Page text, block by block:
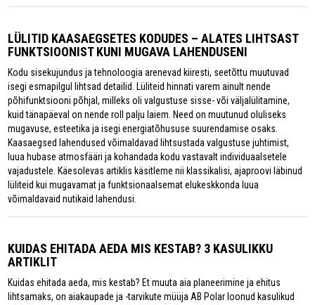
LÜLITID KAASAEGSETES KODUDES – ALATES LIHTSAST
FUNKTSIOONIST KUNI MUGAVA LAHENDUSENI
Kodu sisekujundus ja tehnoloogia arenevad kiiresti, seetõttu muutuvad
isegi esmapilgul lihtsad detailid. Lüliteid hinnati varem ainult nende
põhifunktsiooni põhjal, milleks oli valgustuse sisse- või väljalülitamine,
kuid tänapäeval on nende roll palju laiem. Need on muutunud oluliseks
mugavuse, esteetika ja isegi energiatõhususe suurendamise osaks.
Kaasaegsed lahendused võimaldavad lihtsustada valgustuse juhtimist,
luua hubase atmosfääri ja kohandada kodu vastavalt individuaalsetele
vajadustele. Käesolevas artiklis käsitleme nii klassikalisi, ajaproovi läbinud
lüliteid kui mugavamat ja funktsionaalsemat elukeskkonda luua
võimaldavaid nutikaid lahendusi.
KUIDAS EHITADA AEDA MIS KESTAB? 3 KASULIKKU
ARTIKLIT
Kuidas ehitada aeda, mis kestab? Et muuta aia planeerimine ja ehitus
lihtsamaks, on aiakaupade ja -tarvikute müüja AB Polar loonud kasulikud